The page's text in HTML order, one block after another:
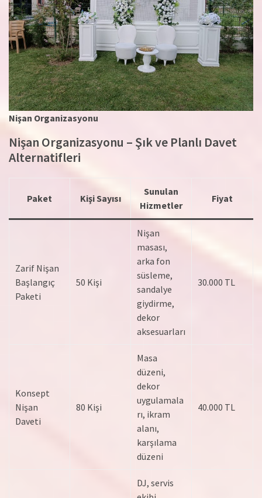
Nişan Organizasyonu
Nişan Organizasyonu – Şık ve Planlı Davet
Alternatifleri
Paket Kişi Sayısı
Sunulan
Hizmetler
Fiyat
Zarif Nişan
Başlangıç
Paketi
50 Kişi
Nişan
masası,
arka fon
süsleme,
sandalye
giydirme,
dekor
aksesuarları
30.000 TL
Konsept
Nişan
Daveti
80 Kişi
Masa
düzeni,
dekor
uygulamala
rı, ikram
alanı,
karşılama
düzeni
40.000 TL
DJ, servis